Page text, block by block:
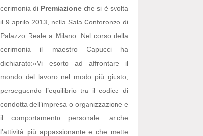
cerimonia di Premiazioneche si è svolta
il 9 aprile 2013, nella Sala Conferenze di
Palazzo Reale a Milano. Nel corso della
cerimonia il maestro Capucci ha
dichiarato:«Vi esorto ad affrontare il
mondo del lavoro nel modo più giusto,
perseguendo l’equilibrio tra il codice di
condotta dell’impresa o organizzazione e
il comportamento personale: anche
l’attività più appassionante e che mette